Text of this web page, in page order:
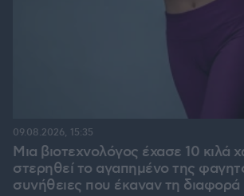
Μια βιοτεχνολόγος έχασε 10 κιλά
στερηθεί το αγαπημένο της
συνήθειες που έκαναν τη διαφορά
09.08.2026, 15:35